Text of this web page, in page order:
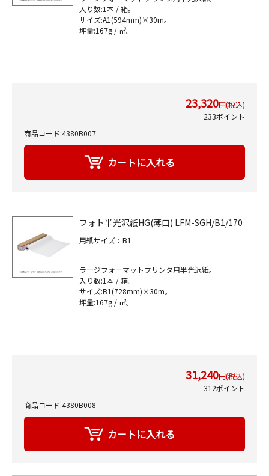
入り数:1本 / 箱。
サイズ:A1(594mm)×30m｡
坪量:167g / ㎡｡
23,320円(税込)
233ポイント
商品コード:4380B007
フォト半光沢紙HG(薄口) LFM-SGH/B1/170
用紙サイズ：B1
ラージフォーマットプリンタ用半光沢紙｡
入り数:1本 / 箱。
サイズ:B1(728mm)×30m｡
坪量:167g / ㎡｡
31,240円(税込)
312ポイント
商品コード:4380B008